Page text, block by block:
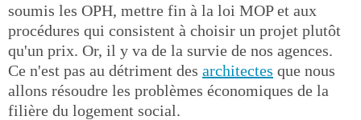
soumis les OPH, mettre fin à la loi MOP et aux
procédures qui consistent à choisir un projet plutôt
qu'un prix. Or, il y va de la survie de nos agences.
Ce n'est pas au détriment des architectes que nous
allons résoudre les problèmes économiques de la
filière du logement social.